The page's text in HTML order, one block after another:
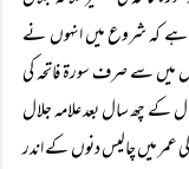
ہے کہ شروع میں انہوں نے
میں سے صرف سورۃ فاتحہ کی
کے چھ سال بعد علامہ جلال
عمر میں چالیس دنوں کے اندر